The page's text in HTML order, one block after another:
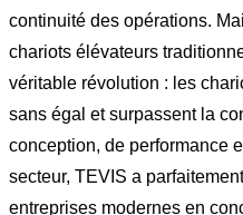
continuité des opérations.
chariots élévateurs
véritable révolution : les
sans égal et surpassent la
conception, de performance
secteur, TEVIS a
entreprises modernes en